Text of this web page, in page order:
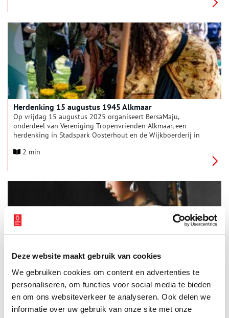
Deze website maakt gebruik van cookies
We gebruiken cookies om content en advertenties te
personaliseren, om functies voor social media te bieden
en om ons websiteverkeer te analyseren. Ook delen we
informatie over uw gebruik van onze site met onze
Herdenking 15 augustus 1945 Alkmaar
Op vrijdag 15 augustus 2025 organiseert BersaMaju,
onderdeel van Vereniging Tropenvrienden Alkmaar, een
herdenking in Stadspark Oosterhout en de Wijkboerderij in
van harte welkom. Op 15 augustus herdenkt Nederland de
een einde kwam. Tijdens de plechtigheid worden alle
slachtoffers van de Japanse bezetting in Zuid-Oost Azië
2 min
Museum
In de wereld van flora en fauna vertelt elke bloem een eigen
verhaal. In de rijke tradities van Japan wordt deze
communicatie naar een hoger niveau getild met de elegante
kunst van Hanakotoba, de Japanse bloementaal. Bloemen